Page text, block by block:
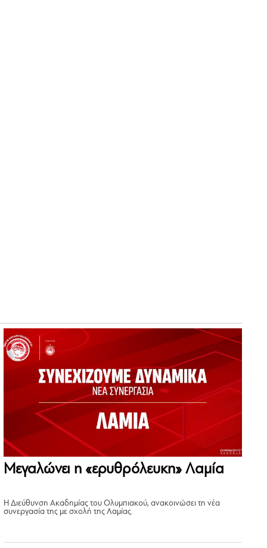
Μεγαλώνει η «ερυθρόλευκη» Λαμία
Η Διεύθυνση Ακαδημίας του Ολυμπιακού, ανακοινώσει τη νέα
συνεργασία της με σχολή της Λαμίας.